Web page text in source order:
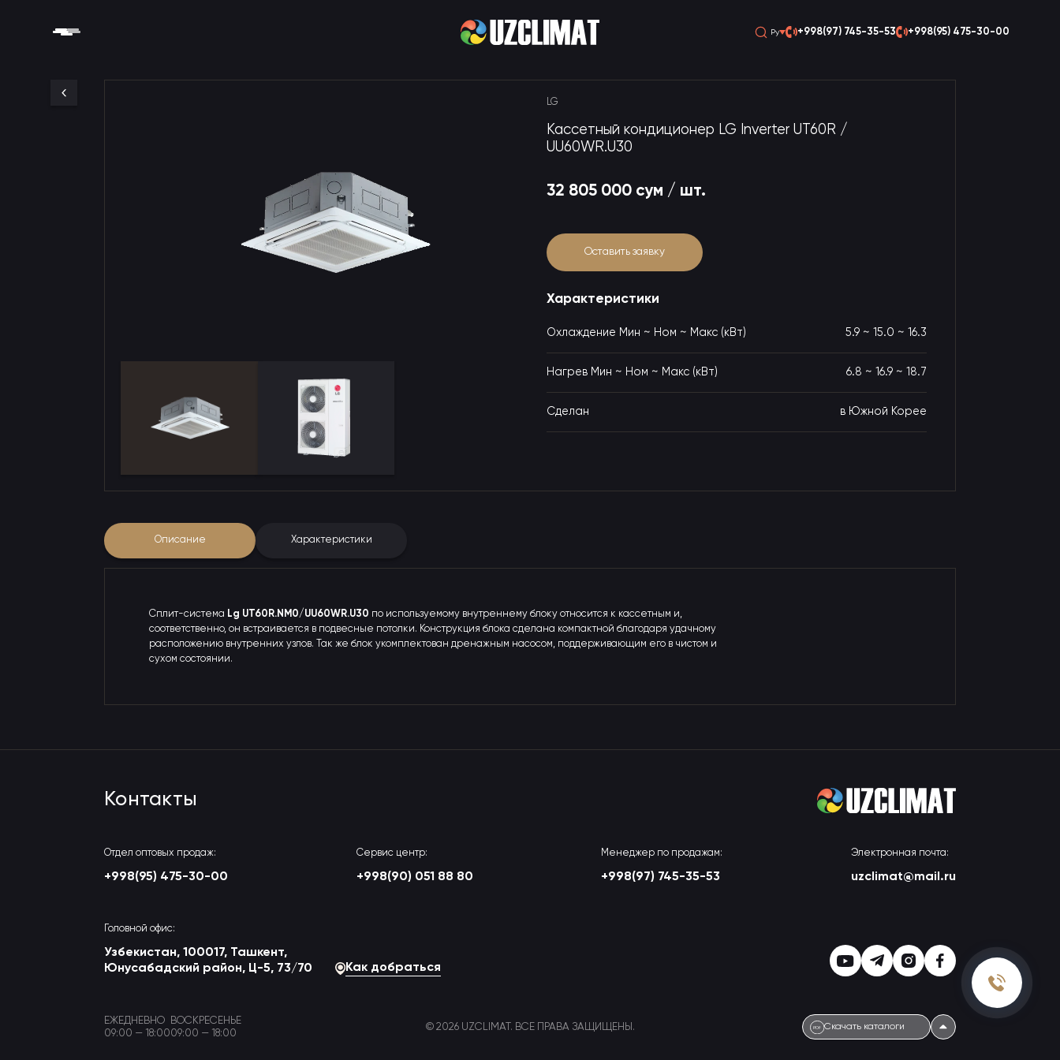
Ру +998(97) 745-35-53 +998(95) 475-30-00
LG
Кассетный кондиционер LG Inverter UT60R /
UU60WR.U30
32 805 000 сум / шт.
Оставить заявку
Характеристики
Охлаждение Мин ~ Ном ~ Макс (кВт) 5.9 ~ 15.0 ~ 16.3
Нагрев Мин ~ Ном ~ Макс (кВт) 6.8 ~ 16.9 ~ 18.7
Сделан в Южной Корее
Описание Характеристики
Сплит-система Lg UT60R.NM0/UU60WR.U30 по используемому внутреннему блоку относится к кассетным и,
соответственно, он встраивается в подвесные потолки. Конструкция блока сделана компактной благодаря удачному
расположению внутренних узлов. Так же блок укомплектован дренажным насосом, поддерживающим его в чистом и
сухом состоянии.
Контакты
Отдел оптовых продаж:
+998(95) 475-30-00
Сервис центр:
+998(90) 051 88 80
Менеджер по продажам:
+998(97) 745-35-53
Электронная почта:
uzclimat@mail.ru
Головной офис:
Узбекистан, 100017, Ташкент,
Юнусабадский район, Ц-5, 73/70
Как добраться
ЕЖЕДНЕВНО
09:00 — 18:00
ВОСКРЕСЕНЬЕ
09:00 — 18:00
Скачать каталоги
© 2026 UZCLIMAT. ВСЕ ПРАВА ЗАЩИЩЕНЫ.